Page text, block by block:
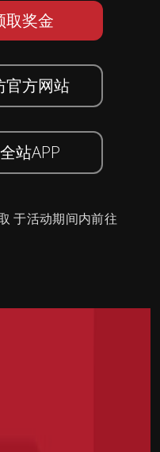
取奖金
官方网站
站APP
于活动期间内前往